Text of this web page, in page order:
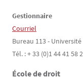
Gestionnaire
Courriel
Bureau 113 -
Tél. : + 33 (0)1 44 41 58
École de droit